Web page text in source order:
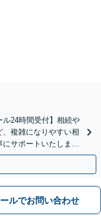
ル24時間受付】相続や
複雑になりやすい相
サポートいたしま
ルでお問い合わせ